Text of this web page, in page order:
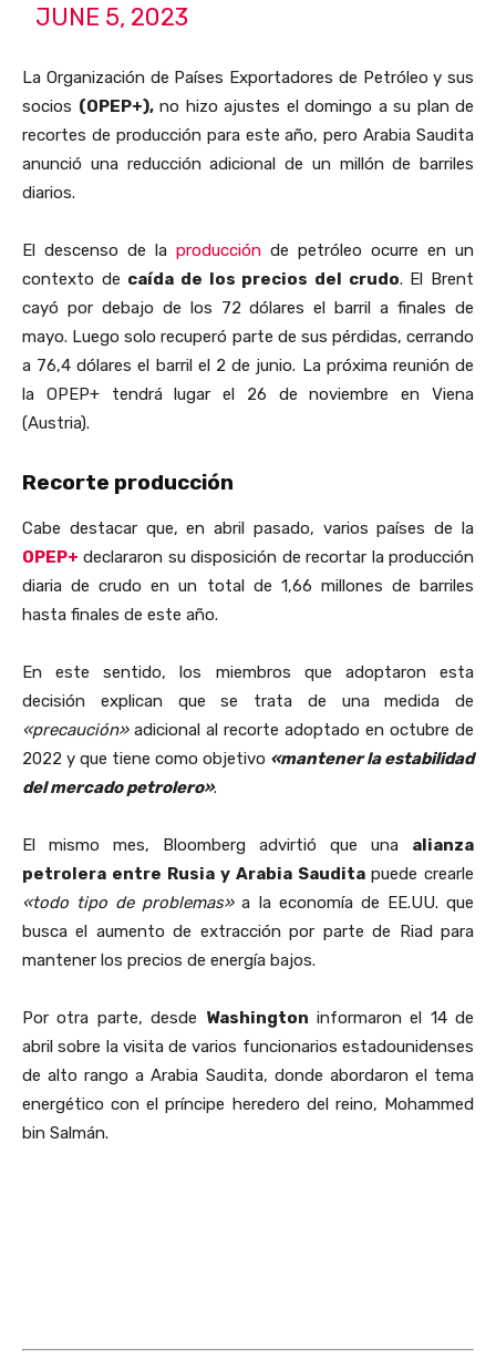
JUNE 5, 2023
La Organización de Países Exportadores de Petróleo y sus
socios (OPEP+),no hizo ajustes el domingo a su plan de
recortes de producción para este año, pero Arabia Saudita
anunció una reducción adicional de un millón de barriles
diarios.
El descenso de la producción de petróleo ocurre en un
contexto de caída de los precios del crudo. El Brent
cayó por debajo de los 72 dólares el barril a finales de
mayo. Luego solo recuperó parte de sus pérdidas, cerrando
a 76,4 dólares el barril el 2 de junio. La próxima reunión de
la OPEP+ tendrá lugar el 26 de noviembre en Viena
(Austria).
Recorte producción
Cabe destacar que, en abril pasado, varios países de la
OPEP+ declararon su disposición de recortar la producción
diaria de crudo en un total de 1,66 millones de barriles
hasta finales de este año.
En este sentido, los miembros que adoptaron esta
decisión explican que se trata de una medida de
«precaución»adicional al recorte adoptado en octubre de
2022 y que tiene como objetivo «mantener la estabilidad
del mercado petrolero».
El mismo mes, Bloomberg advirtió que una alianza
petrolera entre Rusia y Arabia Sauditapuede crearle
«todo tipo de problemas»a la economía de EE.UU. que
busca el aumento de extracción por parte de Riad para
mantener los precios de energía bajos.
Por otra parte, desde Washington informaron el 14 de
abril sobre la visita de varios funcionarios estadounidenses
de alto rango a Arabia Saudita, donde abordaron el tema
energético con el príncipe heredero del reino, Mohammed
bin Salmán.